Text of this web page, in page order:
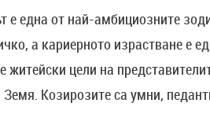
е една от най-амбициозните
а кариерното израстване е
житейски цели на
Козирозите са умни,